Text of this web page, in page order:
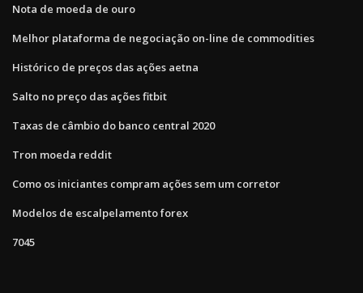
Nota de moeda de ouro
Melhor plataforma de negociação on-line de commodities
Histórico de preços das ações aetna
Salto no preço das ações fitbit
Taxas de câmbio do banco central 2020
Tron moeda reddit
Como os iniciantes compram ações sem um corretor
Modelos de escalpelamento forex
7045